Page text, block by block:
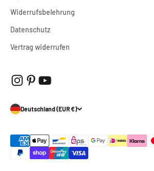
Widerrufsbelehrung
Datenschutz
Vertrag widerrufen
Deutschland (EUR €)